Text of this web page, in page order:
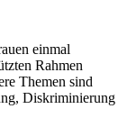
einmal
Rahmen
Themen sind
Diskriminierung